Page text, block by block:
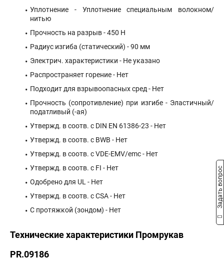
Уплотнение - Уплотнение специальным волокном/
нитью
Прочность на разрыв - 450 Н
Радиус изгиба (статический) - 90 мм
Электрич. характеристики - Не указано
Распространяет горение - Нет
Подходит для взрывоопасных сред - Нет
Прочность (сопротивление) при изгибе - Эластичный/
податливый (-ая)
Утвержд. в соотв. с DIN EN 61386-23 - Нет
Утвержд. в соотв. с BWB - Нет
Утвержд. в соотв. с VDE-EMV/emc - Нет
Утвержд. в соотв. с FI - Нет
Одобрено для UL - Нет
Утвержд. в соотв. с CSA - Нет
С протяжкой (зондом) - Нет
Технические характеристики Промрукав
PR.09186
Задать вопрос